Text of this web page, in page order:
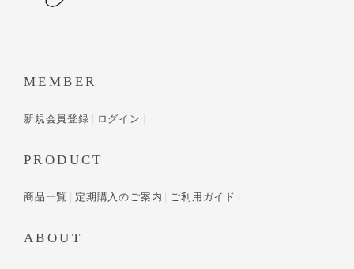
MEMBER
新規会員登録 ログイン
PRODUCT
商品一覧 定期購入のご案内 ご利用ガイド
ABOUT